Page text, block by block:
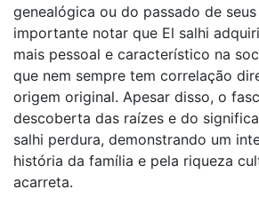
genealógica ou do passado de
importante notar que El salhi
mais pessoal e característico na
que nem sempre tem correlação
origem original. Apesar disso, o
descoberta das raízes e do
salhi perdura, demonstrando um
história da família e pela riqueza
acarreta.